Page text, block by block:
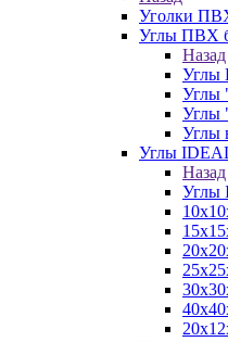
Уголки
Углы ПВХ
Назад
Углы
Углы
Углы
Углы
Углы
Назад
Углы